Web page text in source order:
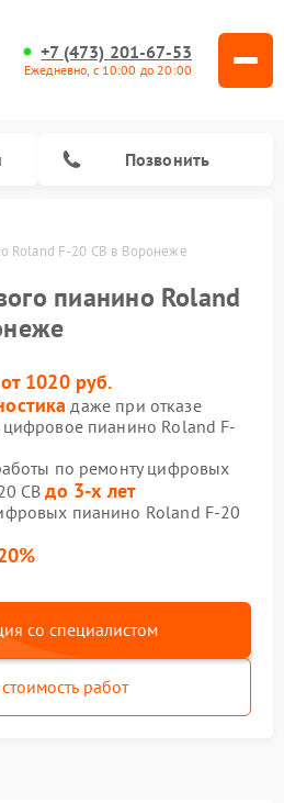
+7 (473) 201-67-53
Ежедневно, с 10:00 до 20:00
Позвонить
Roland F-20 CB в Воронеже
пианино Roland
от 1020 руб.
даже при отказе
пианино Roland F-
по ремонту цифровых
CBдо 3-х лет
пианино Roland F-20
со специалистом
работ